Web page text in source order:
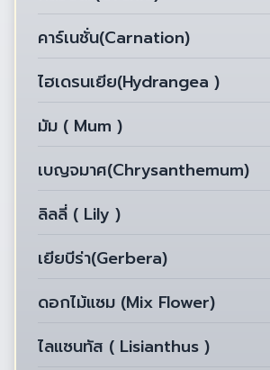
คาร์เนชั่น(Carnation)
ไฮเดรนเยีย(Hydrangea )
มัม ( Mum )
เบญจมาศ(Chrysanthemum)
ลิลลี่ ( Lily )
เยียบีร่า(Gerbera)
ดอกไม้แซม (Mix Flower)
ไลแซนทัส ( Lisianthus )